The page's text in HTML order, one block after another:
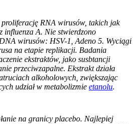
RNA wirusów, takich jak
A. Nie stwierdzono
wirusów: HSV-1, Adeno 5. Wyciągi
na etapie replikacji. Badania
ekstraktów, jako susbtancji
przeciwzapalne. Ekstrakt działa
alkoholowych, zwiększając
udział w metabolizmie etanolu.
na granicy placebo. Najlepiej